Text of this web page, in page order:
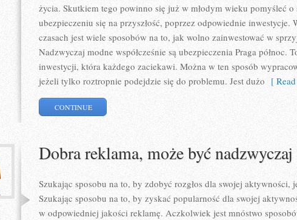
życia. Skutkiem tego powinno się już w młodym wieku pomyśleć o
ubezpieczeniu się na przyszłość, poprzez odpowiednie inwestycje.
czasach jest wiele sposobów na to, jak wolno zainwestować w
Nadzwyczaj modne współcześnie są ubezpieczenia Praga północ.
inwestycji, która każdego zaciekawi. Można w ten sposób
jeżeli tylko roztropnie podejdzie się do problemu. Jest dużo [
CONTINUE
Dobra reklama, może być
Szukając sposobu na to, by zdobyć rozgłos dla swojej aktywności,
Szukając sposobu na to, by zyskać popularność dla swojej
w odpowiedniej jakości reklamę. Aczkolwiek jest mnóstwo